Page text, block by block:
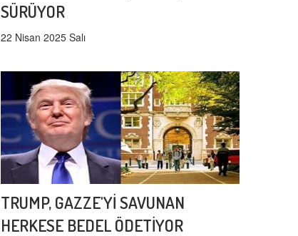
SÜRÜYOR
22 Nisan 2025 Salı
TRUMP, GAZZE'Yİ SAVUNAN
HERKESE BEDEL ÖDETİYOR